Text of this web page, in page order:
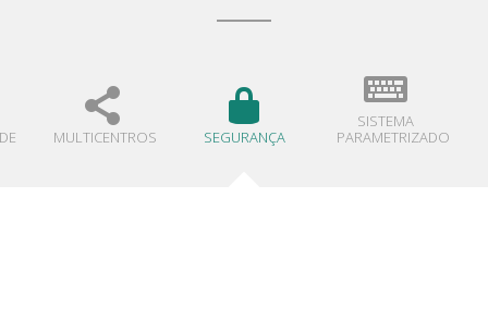
MULTICENTROS SEGURANÇA
SISTEMA
PARAMETRIZADO